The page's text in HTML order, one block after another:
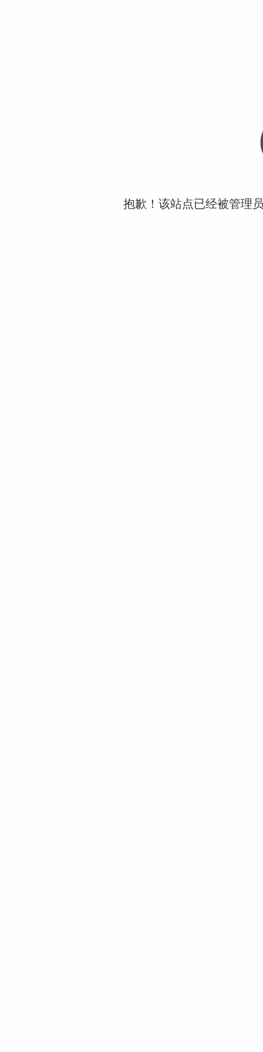
抱歉！该站点已经被管理